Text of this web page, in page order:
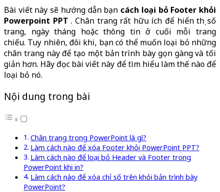
Bài viết này sẽ hướng dẫn bạn cách loại bỏ Footer khỏi
Powerpoint PPT . Chân trang rất hữu ích để hiển thị số
trang, ngày tháng hoặc thông tin ở cuối mỗi trang
chiếu. Tuy nhiên, đôi khi, bạn có thể muốn loại bỏ những
chân trang này để tạo một bản trình bày gọn gàng và tối
giản hơn. Hãy đọc bài viết này để tìm hiểu làm thế nào để
loại bỏ nó.
Nội dung trong bài
Chân trang trong PowerPoint là gì?
Làm cách nào để xóa Footer khỏi PowerPoint PPT?
Làm cách nào để loại bỏ Header và Footer trong
PowerPoint khi in?
Làm cách nào để xóa chỉ số trên khỏi bản trình bày
PowerPoint?